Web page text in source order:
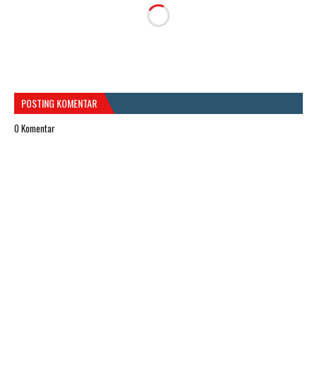
POSTING KOMENTAR
0 Komentar